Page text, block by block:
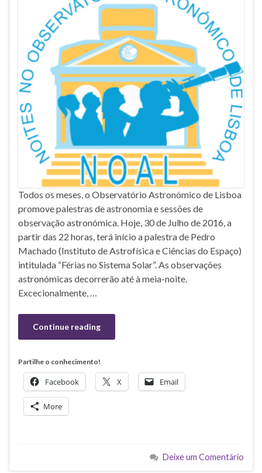
Todos os meses, o Observatório Astronómico de Lisboa
promove palestras de astronomia e sessões de
observação astronómica. Hoje, 30 de Julho de 2016, a
partir das 22 horas, terá início a palestra de Pedro
Machado (Instituto de Astrofísica e Ciências do Espaço)
intitulada “Férias no Sistema Solar”. As observações
astronómicas decorrerão até à meia-noite.
Excecionalmente, …
Continue reading
Partilhe o conhecimento!
Facebook X Email
More
Deixe um Comentário